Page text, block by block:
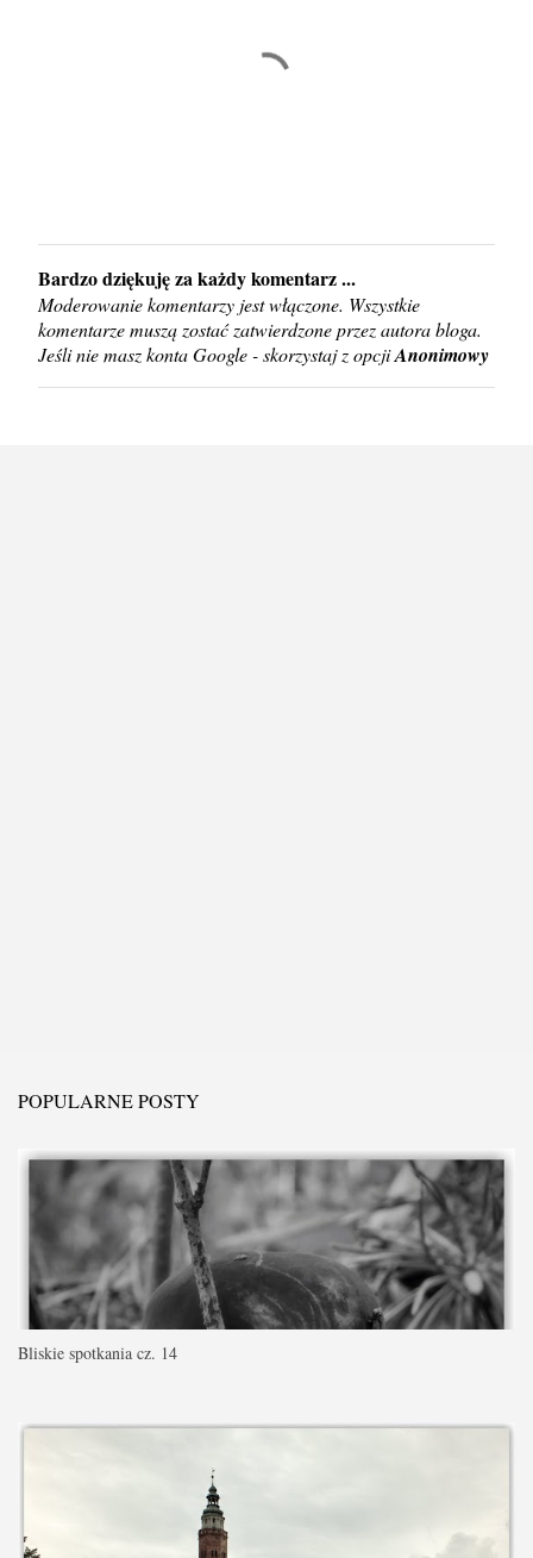
P
r
z
e
ś
Bardzo dziękuję za każdy komentarz ...
Moderowanie komentarzy jest włączone. Wszystkie
komentarze muszą zostać zatwierdzone przez autora bloga.
Jeśli nie masz konta Google - skorzystaj z opcjiAnonimowy
POPULARNE POSTY
Bliskie spotkania cz. 14